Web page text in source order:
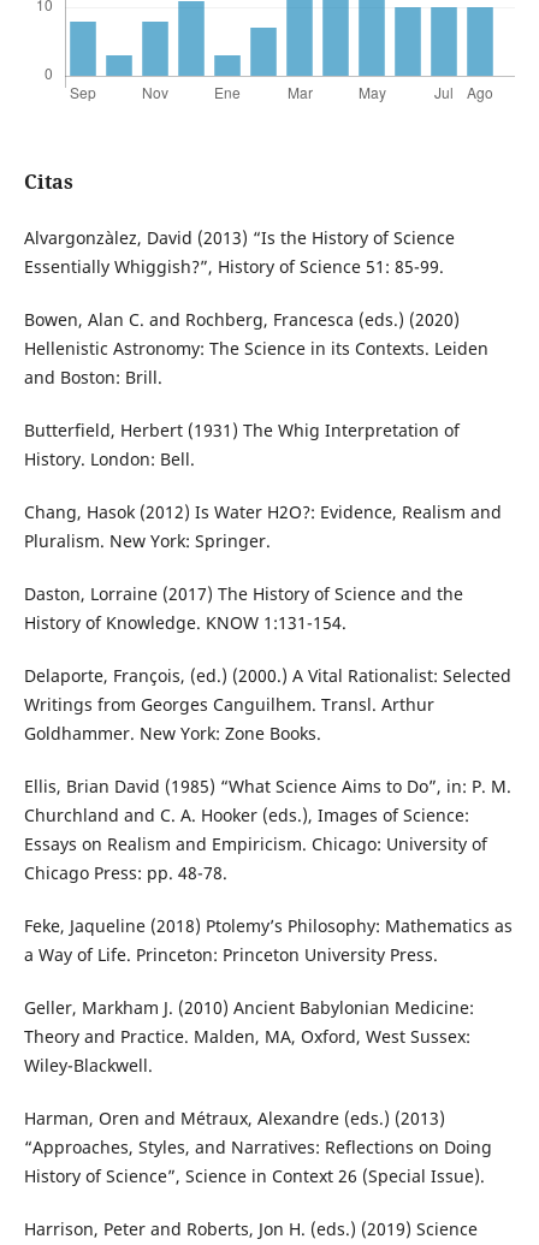
Citas
Alvargonzàlez, David (2013) “Is the History of Science
Essentially Whiggish?”, History of Science 51: 85-99.
Bowen, Alan C. and Rochberg, Francesca (eds.) (2020)
Hellenistic Astronomy: The Science in its Contexts. Leiden
and Boston: Brill.
Butterfield, Herbert (1931) The Whig Interpretation of
History. London: Bell.
Chang, Hasok (2012) Is Water H2O?: Evidence, Realism and
Pluralism. New York: Springer.
Daston, Lorraine (2017) The History of Science and the
History of Knowledge. KNOW 1:131-154.
Delaporte, François, (ed.) (2000.) A Vital Rationalist: Selected
Writings from Georges Canguilhem. Transl. Arthur
Goldhammer. New York: Zone Books.
Ellis, Brian David (1985) “What Science Aims to Do”, in: P. M.
Churchland and C. A. Hooker (eds.), Images of Science:
Essays on Realism and Empiricism. Chicago: University of
Chicago Press: pp. 48-78.
Feke, Jaqueline (2018) Ptolemy’s Philosophy: Mathematics as
a Way of Life. Princeton: Princeton University Press.
Geller, Markham J. (2010) Ancient Babylonian Medicine:
Theory and Practice. Malden, MA, Oxford, West Sussex:
Wiley-Blackwell.
Harman, Oren and Métraux, Alexandre (eds.) (2013)
“Approaches, Styles, and Narratives: Reflections on Doing
History of Science”, Science in Context 26 (Special Issue).
Harrison, Peter and Roberts, Jon H. (eds.) (2019) Science